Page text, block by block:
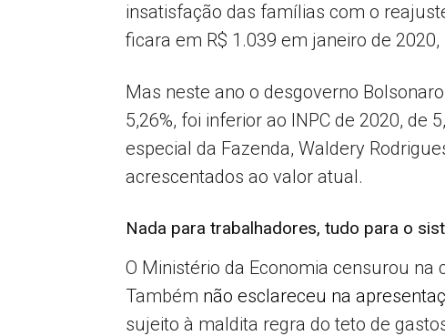
insatisfação das famílias com o
ficara em R$ 1.039 em janeiro de
Mas neste ano o desgoverno
5,26%, foi inferior ao INPC de 2020, de
especial da Fazenda, Waldery
acrescentados ao valor atual.
Nada para trabalhadores, tudo para o
O Ministério da Economia censurou na
Também não esclareceu na
sujeito à maldita regra do teto de